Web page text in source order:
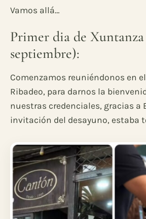
Vamos allá…
Primer dia de Xuntanza
septiembre):
Comenzamos reuniéndonos en
Ribadeo, para darnos la
nuestras credenciales, gracias a
invitación del desayuno, estaba